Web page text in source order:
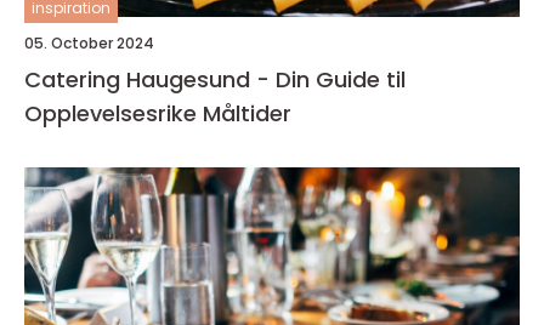
inspiration
05. October 2024
Catering Haugesund - Din Guide til
Opplevelsesrike Måltider